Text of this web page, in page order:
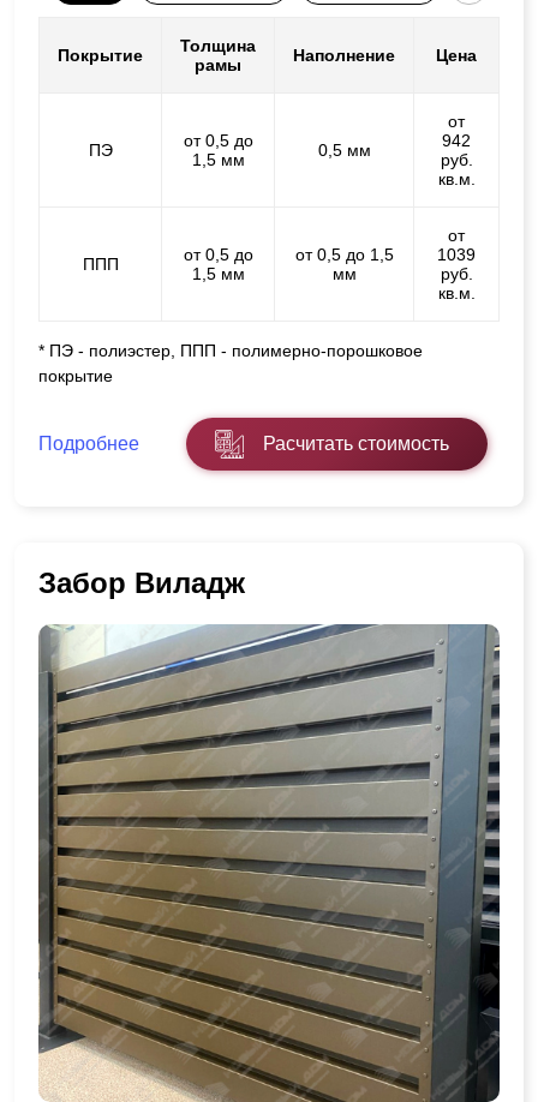
Покрытие
Толщина
рамы
Наполнение Цена
ПЭ
от 0,5 до
1,5 мм
0,5 мм
от
942
руб.
кв.м.
ППП
от 0,5 до
1,5 мм
от 0,5 до 1,5
мм
от
1039
руб.
кв.м.
* ПЭ - полиэстер, ППП - полимерно-порошковое
покрытие
Подробнее Расчитать стоимость
Забор Виладж